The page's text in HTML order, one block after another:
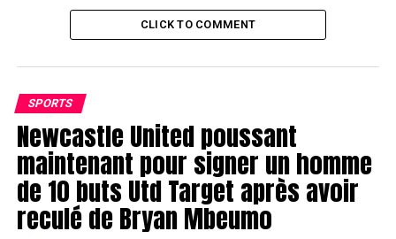
CLICK TO COMMENT
SPORTS
Newcastle United poussant
maintenant pour signer un homme
de 10 buts Utd Target après avoir
reculé de Bryan Mbeumo